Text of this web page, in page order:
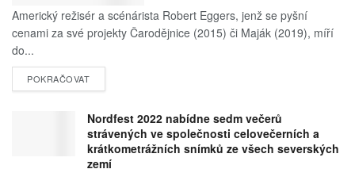
Americký režisér a scénárista Robert Eggers, jenž se pyšní
cenami za své projekty Čarodějnice (2015) či Maják (2019), míří
do...
POKRAČOVAT
Nordfest 2022 nabídne sedm večerů
strávených ve společnosti celovečerních a
krátkometrážních snímků ze všech severských
zemí